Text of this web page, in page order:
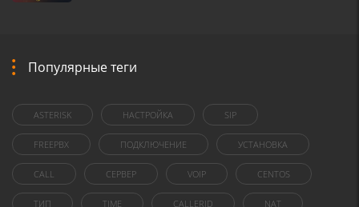
Популярные теги
ASTERISK НАСТРОЙКА SIP
FREEPBX ПОДКЛЮЧЕНИЕ УСТАНОВКА
CALL СЕРВЕР VOIP CENTOS
ТИП TIME CALLERID NAT